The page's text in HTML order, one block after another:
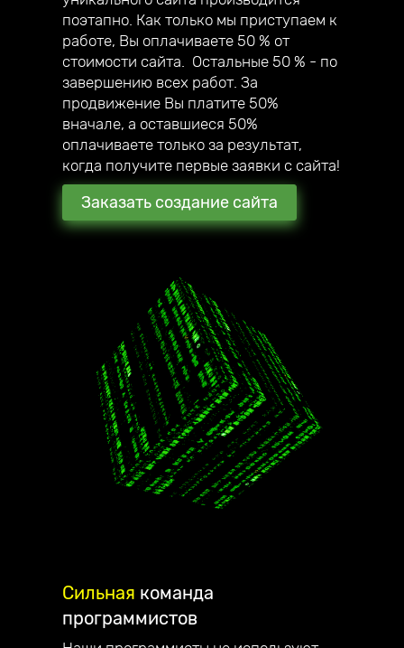
собственный мегамаркетплейс;
— в 2020 году создали авторский online
курс по созданию сайтов под ключ.
2016 год начало работы
стильных сайтов
наши клиенты уже в 17
городах
поэтапно. Как только мы приступаем к
работе, Вы оплачиваете 50 % от
стоимости сайта. Остальные 50 % - по
завершению всех работ. За
продвижение Вы платите 50%
вначале, а оставшиеся 50%
оплачиваете только за результат,
когда получите первые заявки с сайта!
Заказать создание сайта
Сильная команда
программистов